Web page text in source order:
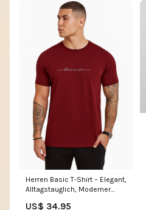
Herren Basic T-Shirt – Elegant,
Alltagstauglich, Moderner
US$ 34.95